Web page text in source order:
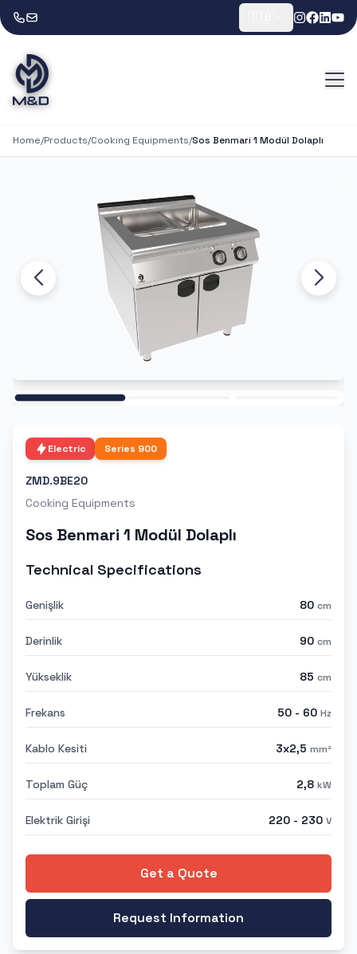
Home/Products/Cooking Equipments/Sos Benmari 1 Modül Dolaplı
Electric Series 900
ZMD.9BE20
Cooking Equipments
Sos Benmari 1 Modül Dolaplı
Technical Specifications
Genişlik 80 cm
Derinlik 90 cm
Yükseklik 85 cm
Frekans 50 - 60 Hz
Kablo Kesiti 3x2,5 mm²
Toplam Güç 2,8 kW
Elektrik Girişi 220 - 230 V
Get a Quote
Request Information